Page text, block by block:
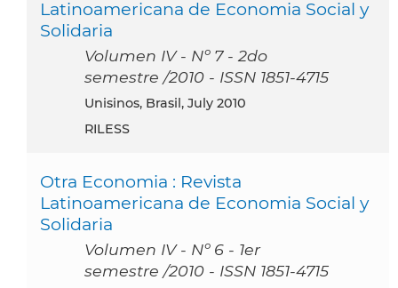
Latinoamericana de Economia Social y
Solidaria
Volumen IV - Nº 7 - 2do
semestre /2010 - ISSN 1851-4715
Unisinos, Brasil, July 2010
RILESS
Otra Economia : Revista
Latinoamericana de Economia Social y
Solidaria
Volumen IV - Nº 6 - 1er
semestre /2010 - ISSN 1851-4715